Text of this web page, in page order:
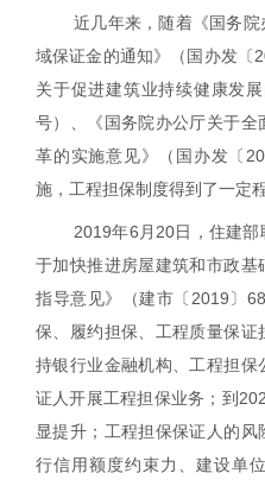
近几年来，随着《国务
域保证金的通知》（国办发〔
关于促进建筑业持续健康发
号）、《国务院办公厅关于
革的实施意见》（国办发〔
施，工程担保制度得到了一定
2019年6 月 20日，住建
于加快推进房屋建筑和市政
指导意见》（建市〔 2019〕 68
保、履约担保、工程质量保
持银行业金融机构、工程担
证人开展工程担保业务；到
显提升；工程担保保证人的
行信用额度约束力、建设单